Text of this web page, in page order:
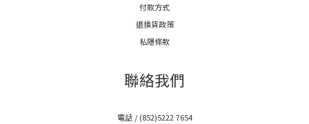
付款方式
退換貨政策
私隱條款
聯絡我們
電話 / (852)5222 7654